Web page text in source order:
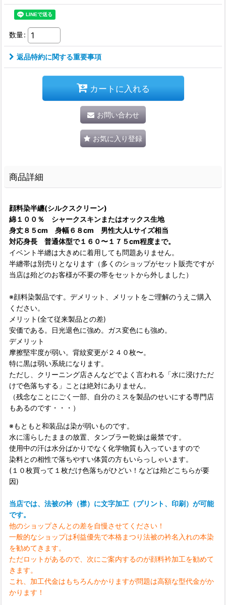
数量:
返品特約に関する重要事項
カートに入れる
お問い合わせ
お気に入り登録
商品詳細
顔料染半纏(シルクスクリーン)
綿１００％ シャークスキンまたはオックス生地
身丈８５cm 身幅６８cm 男性大人Lサイズ相当
対応身長 普通体型で１６０〜１７５cm程度まで。
イベント半纏は大きめに着用しても問題ありません。
半纏帯は別売りとなります（多くのショップがセット販売ですが
当店は殆どのお客様が不要の帯をセットから外しました）
※顔料染製品です。デメリット、メリットをご理解のうえご購入
ください。
メリット(全て従来製品との差)
安価である。日光退色に強め。ガス変色にも強め。
デメリット
摩擦堅牢度が弱い。背紋変更が２４０枚〜。
特に黒は弱い系統になります。
ただし、クリーニング店さんなどでよく言われる「水に浸けただ
けで色落ちする」ことは絶対にありません。
（残念なことにごく一部、自分のミスを製品のせいにする専門店
もあるのです・・・）
※もともと和装品は染が弱いものです。
水に濡らしたままの放置、タンブラー乾燥は厳禁です。
使用中の汗は水分ばかりでなく化学物質も入っていますので
染料との相性で落ちやすい体質の方もいらっしゃいます。
(１０枚買って１枚だけ色落ちがひどい！などは殆どこちらが要
因)
当店では、法被の衿（襟）に文字加工（プリント、印刷）が可能
です。
他のショップさんとの差を自慢させてください！
一般的なショップは利益優先で本格まつり法被の衿名入れの本染
を勧めてきます。
ただロットがあるので、次にご案内するのが顔料衿加工を勧めて
きます。
これ、加工代金はもちろんかかりますが問題は高額な型代金がか
かります！